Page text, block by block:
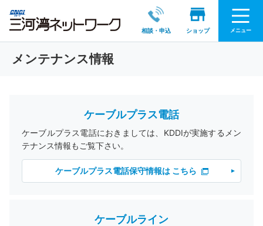
相談・申込 ショップ メニュー
メンテナンス情報
ケーブルプラス電話
ケーブルプラス電話におきましては、KDDIが実施するメン
テナンス情報もご覧下さい。
ケーブルプラス電話保守情報は こちら
ケーブルライン